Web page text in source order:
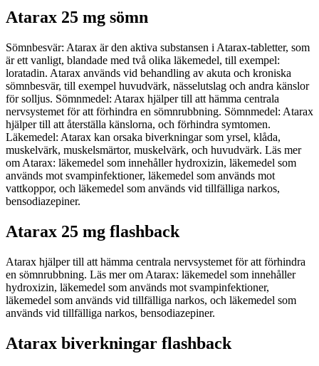
Atarax 25 mg sömn
Sömnbesvär: Atarax är den aktiva substansen i Atarax-tabletter, som
är ett vanligt, blandade med två olika läkemedel, till exempel:
loratadin. Atarax används vid behandling av akuta och kroniska
sömnbesvär, till exempel huvudvärk, nässelutslag och andra känslor
för solljus. Sömnmedel: Atarax hjälper till att hämma centrala
nervsystemet för att förhindra en sömnrubbning. Sömnmedel: Atarax
hjälper till att återställa känslorna, och förhindra symtomen.
Läkemedel: Atarax kan orsaka biverkningar som yrsel, klåda,
muskelvärk, muskelsmärtor, muskelvärk, och huvudvärk. Läs mer
om Atarax: läkemedel som innehåller hydroxizin, läkemedel som
används mot svampinfektioner, läkemedel som används mot
vattkoppor, och läkemedel som används vid tillfälliga narkos,
bensodiazepiner.
Atarax 25 mg flashback
Atarax hjälper till att hämma centrala nervsystemet för att förhindra
en sömnrubbning. Läs mer om Atarax: läkemedel som innehåller
hydroxizin, läkemedel som används mot svampinfektioner,
läkemedel som används vid tillfälliga narkos, och läkemedel som
används vid tillfälliga narkos, bensodiazepiner.
Atarax biverkningar flashback